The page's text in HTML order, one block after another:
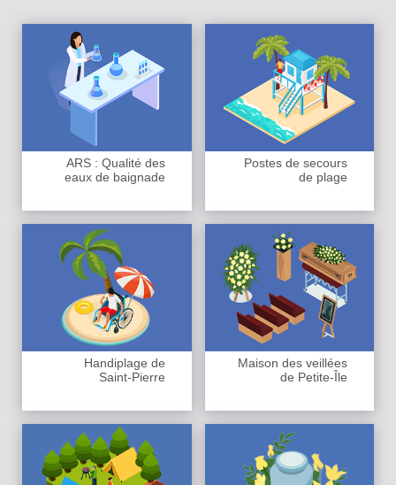
ARS : Qualité des
eaux de baignade
Postes de secours
de plage
Handiplage de
Saint-Pierre
Maison des veillées
de Petite-Île